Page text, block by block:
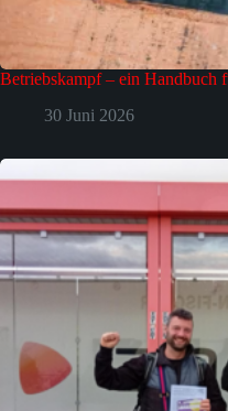
Betriebskampf – ein Handbuch
30 Juni 2026